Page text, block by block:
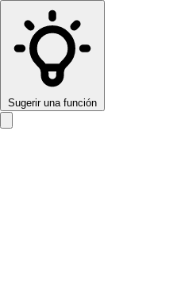
Sugerir una función